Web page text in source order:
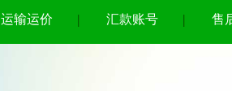
运输运价 汇款账号 售